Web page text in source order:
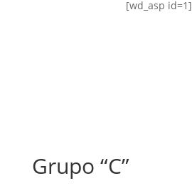
[wd_asp id=1]
Grupo “C”